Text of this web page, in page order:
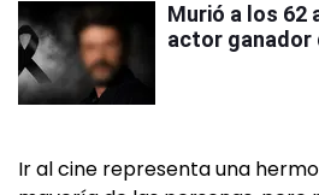
Murió a los 62
actor ganador
Ir al cine representa una